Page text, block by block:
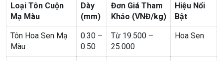
Loại Tôn Cuộn
Mạ Màu
Dày
(mm)
Đơn Giá Tham
Khảo (VNĐ/kg)
Hiệu Nổi
Bật
Tôn Hoa Sen Mạ
Màu
0.30 –
0.50
Từ 19.500 –
25.000
Hoa Sen